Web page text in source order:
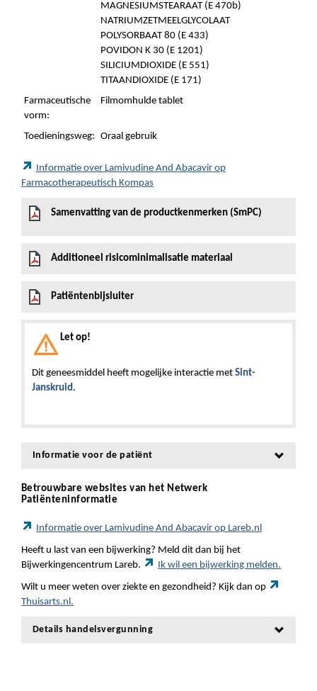
MAGNESIUMSTEARAAT (E 470b)
NATRIUMZETMEELGLYCOLAAT
POLYSORBAAT 80 (E 433)
POVIDON K 30 (E 1201)
SILICIUMDIOXIDE (E 551)
TITAANDIOXIDE (E 171)
Farmaceutische
vorm:
Filmomhulde tablet
Toedieningsweg: Oraal gebruik
Informatie over Lamivudine And Abacavir op
Farmacotherapeutisch Kompas
Samenvatting van de productkenmerken (SmPC)
Additioneel risicominimalisatie materiaal
Patiëntenbijsluiter
Let op!
Dit geneesmiddel heeft mogelijke interactie met Sint-
Janskruid.
Informatie voor de patiënt
Betrouwbare websites van het Netwerk
Patiënteninformatie
Informatie over Lamivudine And Abacavir op Lareb.nl
Heeft u last van een bijwerking? Meld dit dan bij het
Bijwerkingencentrum Lareb.
Ik wil een bijwerking melden.
Wilt u meer weten over ziekte en gezondheid? Kijk dan op
Thuisarts.nl.
Details handelsvergunning